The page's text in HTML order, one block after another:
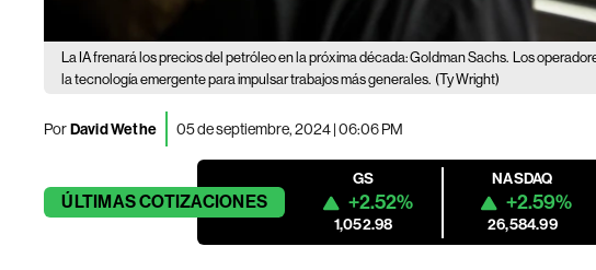
La IA frenará los precios del petróleo en la próxima década: Goldman Sachs. Los
la tecnología emergente para impulsar trabajos más generales. (Ty Wright)
PorDavid Wethe 05 de septiembre, 2024 | 06:06 PM
ÚLTIMASCOTIZACIONES
GS
+2.52%
1,052.98
NASDAQ
+2.59%
26,584.99